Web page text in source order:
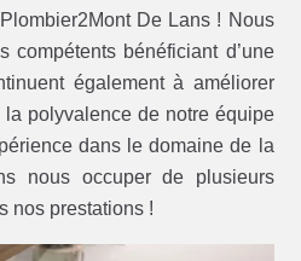
De Lans ! Nous
compétents bénéficiant d’une
également à améliorer
la polyvalence de notre équipe
dans le domaine de la
nous occuper de plusieurs
nos prestations !